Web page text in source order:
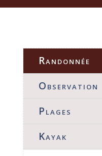
Randonnée
Observation
Plages
Kayak